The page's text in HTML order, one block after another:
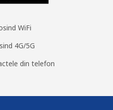
WiFi
4G/5G
din telefon